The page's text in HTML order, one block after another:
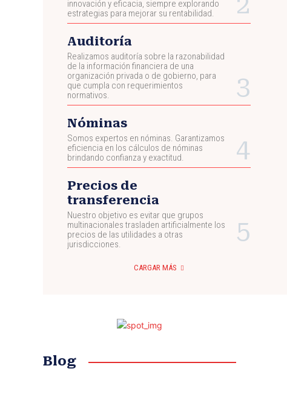
innovación y eficacia, siempre explorando
estrategias para mejorar su rentabilidad.
Auditoría
Realizamos auditoría sobre la razonabilidad
de la información financiera de una
organización privada o de gobierno, para
que cumpla con requerimientos
normativos.
Nóminas
Somos expertos en nóminas. Garantizamos
eficiencia en los cálculos de nóminas
brindando confianza y exactitud.
Precios de
transferencia
Nuestro objetivo es evitar que grupos
multinacionales trasladen artificialmente los
precios de las utilidades a otras
jurisdicciones.
CARGAR MÁS
Blog